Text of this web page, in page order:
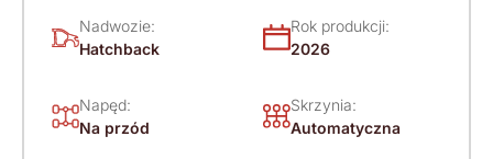
Nadwozie:
Hatchback
Rok produkcji:
2026
Napęd:
Na przód
Skrzynia:
Automatyczna